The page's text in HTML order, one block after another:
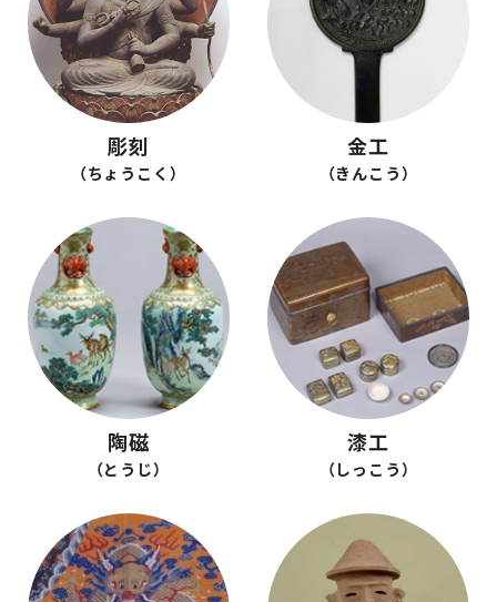
彫刻
（ちょうこく）
金工
（きんこう）
陶磁
（とうじ）
漆工
（しっこう）